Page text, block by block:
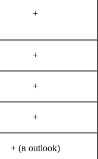
+
+
+
+
+ (в outlook)